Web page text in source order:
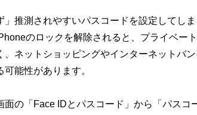
推測されやすいパスコードを設定してし
のロックを解除されると、プライベー
、ネットショッピングやインターネットバ
能性があります。
の「Face IDとパスコード」から「パスコ